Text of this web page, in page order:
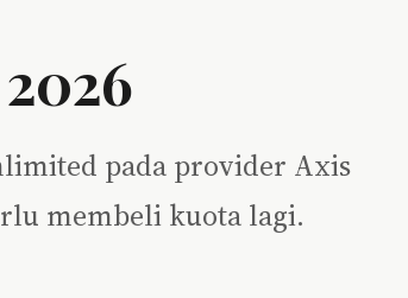
pada provider Axis
membeli kuota lagi.